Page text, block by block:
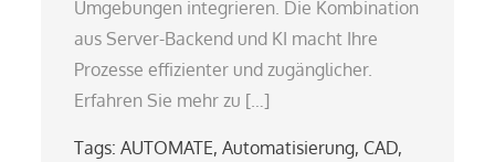
Umgebungen integrieren. Die Kombination
aus Server-Backend und KI macht Ihre
Prozesse effizienter und zugänglicher.
Erfahren Sie mehr zu […]
Tags:AUTOMATE,Automatisierung, CAD,